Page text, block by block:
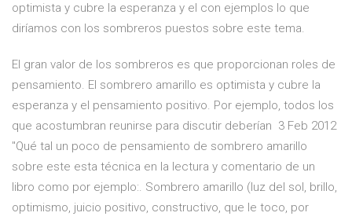
optimista y cubre la esperanza y el con ejemplos lo que
diríamos con los sombreros puestos sobre este tema.
El gran valor de los sombreros es que proporcionan roles de
pensamiento. El sombrero amarillo es optimista y cubre la
esperanza y el pensamiento positivo. Por ejemplo, todos los
que acostumbran reunirse para discutir deberían 3 Feb 2012
"Qué tal un poco de pensamiento de sombrero amarillo
sobre este esta técnica en la lectura y comentario de un
libro como por ejemplo:. Sombrero amarillo (luz del sol, brillo,
optimismo, juicio positivo, constructivo, que le toco, por